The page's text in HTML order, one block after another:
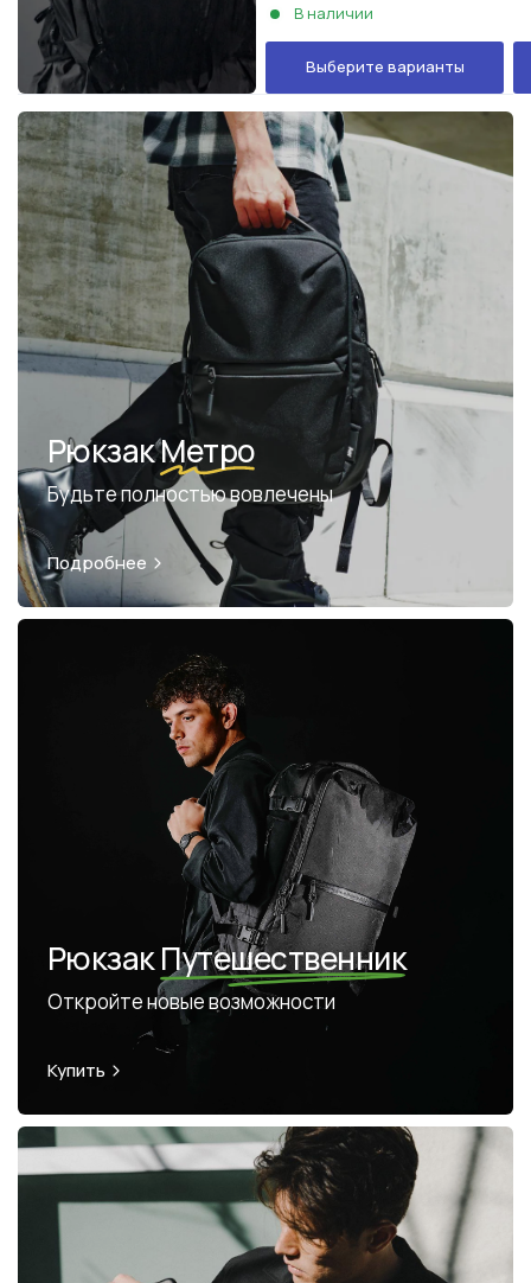
В наличии
Выберите варианты
РюкзакМетро
Будьте полностью вовлечены
Подробнее
РюкзакПутешественник
Откройте новые возможности
Купить